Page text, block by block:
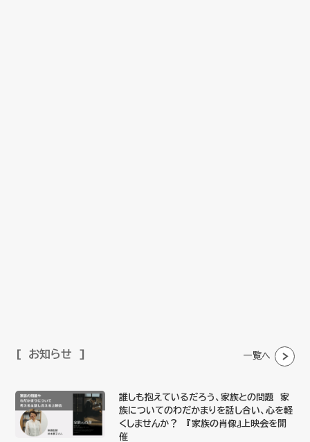
お知らせ 一覧へ
誰しも抱えているだろう、家族との問題 家
族についてのわだかまりを話し合い、心を軽
くしませんか？ 『家族の肖像』上映会を開
催